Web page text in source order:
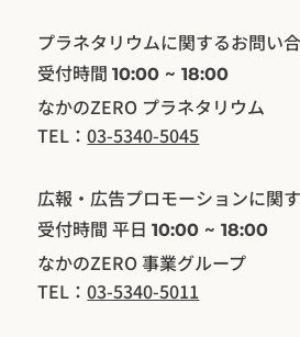
プラネタリウムに関するお問い
受付時間10:00 ~ 18:00
​なかのZERO プラネタリウム
TEL：03-5340-5045
広報・広告プロモーションに関
受付時間 平日10:00 ~ 18:00
​なかのZERO 事業グループ
TEL：03-5340-5011